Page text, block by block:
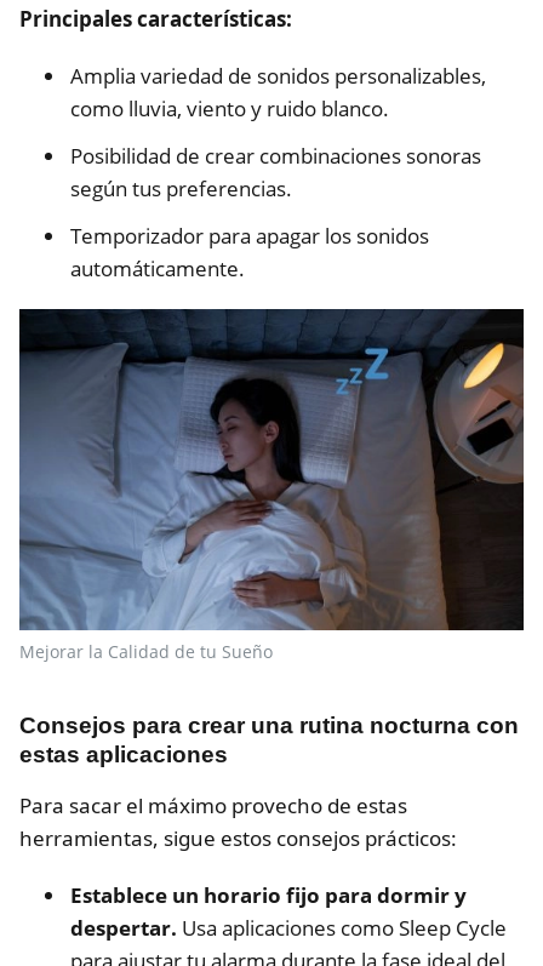
Principales características:
Amplia variedad de sonidos personalizables,
como lluvia, viento y ruido blanco.
Posibilidad de crear combinaciones sonoras
según tus preferencias.
Temporizador para apagar los sonidos
automáticamente.
Mejorar la Calidad de tu Sueño
Consejos para crear una rutina nocturna con
estas aplicaciones
Para sacar el máximo provecho de estas
herramientas, sigue estos consejos prácticos:
Establece un horario fijo para dormir y
despertar. Usa aplicaciones como Sleep Cycle